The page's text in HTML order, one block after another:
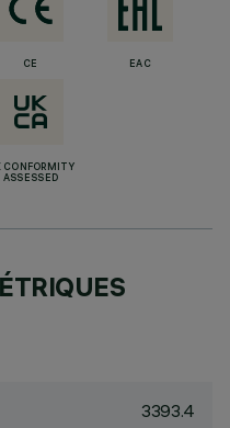
CE EAC
CONFORMITY
ASSESSED
3393.4